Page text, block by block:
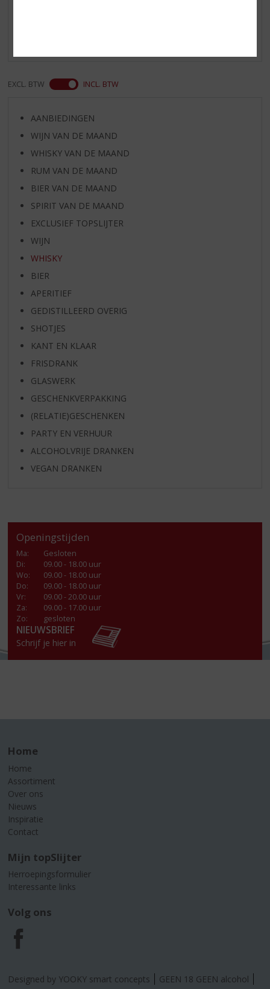
EXCL. BTW INCL. BTW
AANBIEDINGEN
WIJN VAN DE MAAND
WHISKY VAN DE MAAND
RUM VAN DE MAAND
BIER VAN DE MAAND
SPIRIT VAN DE MAAND
EXCLUSIEF TOPSLIJTER
WIJN
WHISKY
BIER
APERITIEF
GEDISTILLEERD OVERIG
SHOTJES
KANT EN KLAAR
FRISDRANK
GLASWERK
GESCHENKVERPAKKING
(RELATIE)GESCHENKEN
PARTY EN VERHUUR
ALCOHOLVRIJE DRANKEN
VEGAN DRANKEN
Openingstijden
Ma:
Gesloten
Di:
09.00 - 18.00 uur
Wo:
09.00 - 18.00 uur
Do:
09.00 - 18.00 uur
Vr:
09.00 - 20.00 uur
Za:
09.00 - 17.00 uur
Zo:
gesloten
NIEUWSBRIEF
Schrijf je hier in
Home
Home
Assortiment
Over ons
Nieuws
Inspiratie
Contact
Mijn topSlijter
Herroepingsformulier
Interessante links
Volg ons
F
a
Designed by YOOKY smart concepts GEEN 18 GEEN alcohol